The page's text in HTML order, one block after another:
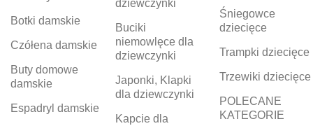
Botki damskie
Czółena damskie
Buty domowe
damskie
Espadryl damskie
dziewczynki
Buciki
niemowlęce dla
dziewczynki
Japonki, Klapki
dla dziewczynki
Kapcie dla
Śniegowce
dziecięce
Trampki dziecięce
Trzewiki dziecięce
POLECANE
KATEGORIE